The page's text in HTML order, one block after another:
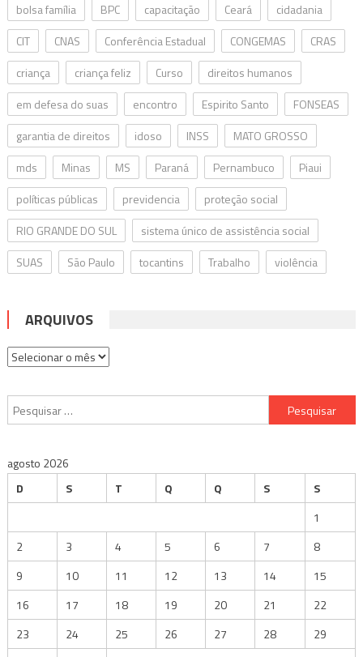
bolsa família
BPC capacitação Ceará
cidadania
CIT
CNAS Conferência Estadual CONGEMAS
CRAS
criança
criança feliz Curso
direitos humanos
em defesa do suas
encontro Espirito Santo
FONSEAS
garantia de direitos
idoso INSS
MATO GROSSO
mds
Minas MS Paraná Pernambuco
Piaui
políticas públicas
previdencia
proteção social
RIO GRANDE DO SUL
sistema único de assistência social
SUAS
São Paulo tocantins Trabalho violência
ARQUIVOS
Arquivos
Pesquisar
por:
agosto 2026
D
S T Q Q S
S
1
2
3 4 5 6 7
8
9
10 11 12 13 14
15
16
17 18 19 20 21
22
23
24 25 26 27 28
29